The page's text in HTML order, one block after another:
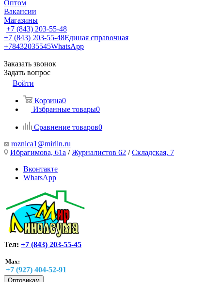
Оптом
Вакансии
Магазины
+7 (843) 203-55-48
+7 (843) 203-55-48Единая справочная
+78432035545WhatsApp
Заказать звонок
Задать вопрос
Войти
Корзина0
Избранные товары0
Сравнение товаров0
roznica1@mirlin.ru
Ибрагимова, 61а /Журналистов 62 /Складская, 7
Вконтакте
WhatsApp
Тел: +7 (843) 203-55-45
Max:
+7 (927) 404-52-91
Оптовикам